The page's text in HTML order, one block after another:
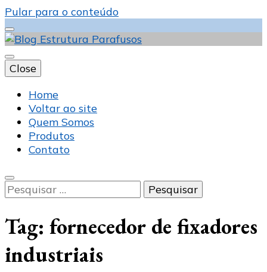
Pular para o conteúdo
Blog Estrutura
Parafusos
Close
Home
Voltar ao site
Quem Somos
Produtos
Contato
Pesquisar
por:
Tag: fornecedor de fixadores
industriais